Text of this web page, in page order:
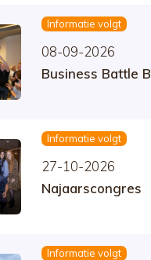
Informatie volgt
08-09-2026
Business Battle
Informatie volgt
27-10-2026
Najaarscongres
Informatie volgt